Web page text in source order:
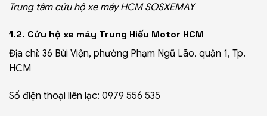
Trung tâm cứu hộ xe máy HCM SOSXEMAY
1.2. Cứu hộ xe máy Trung Hiếu Motor HCM
Địa chỉ: 36 Bùi Viện, phường Phạm Ngũ Lão, quận 1, Tp.
HCM
Số điện thoại liên lạc: 0979 556 535